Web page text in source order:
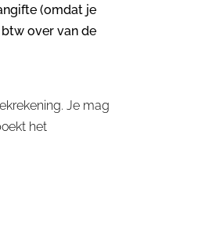
(omdat je
over van de
Je mag
het